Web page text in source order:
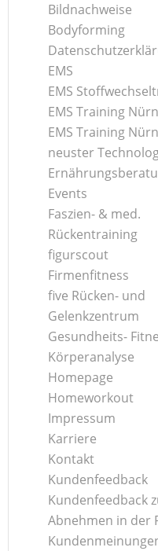
Bildnachweise
Bodyforming
EMS
EMS
EMS Training
EMS Training
neuster
Events
Faszien- & med.
Rückentraining
figurscout
Firmenfitness
five Rücken- und
Gelenkzentrum
Gesundheits-
Körperanalyse
Homepage
Homeworkout
Impressum
Karriere
Kontakt
Kundenfeedback
Kundenfeedback
Abnehmen in der